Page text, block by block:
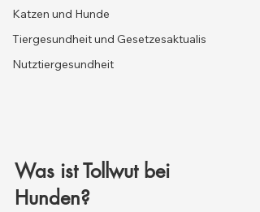
Katzen und Hunde
Tiergesundheit und Gesetzesaktualis
Nutztiergesundheit
Was ist Tollwut bei
Hunden?